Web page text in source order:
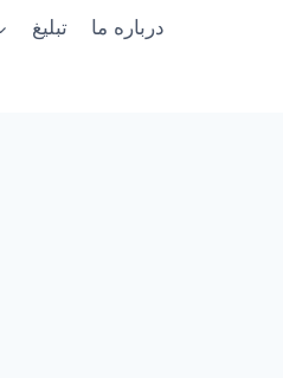
تبلیغ درباره ما